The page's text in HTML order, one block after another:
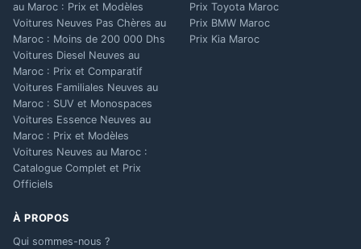
au Maroc : Prix et Modèles
Voitures Neuves Pas Chères au
Maroc : Moins de 200 000 Dhs
Voitures Diesel Neuves au
Maroc : Prix et Comparatif
Voitures Familiales Neuves au
Maroc : SUV et Monospaces
Voitures Essence Neuves au
Maroc : Prix et Modèles
Voitures Neuves au Maroc :
Catalogue Complet et Prix
Officiels
Prix Toyota Maroc
Prix BMW Maroc
Prix Kia Maroc
À PROPOS
Qui sommes-nous ?